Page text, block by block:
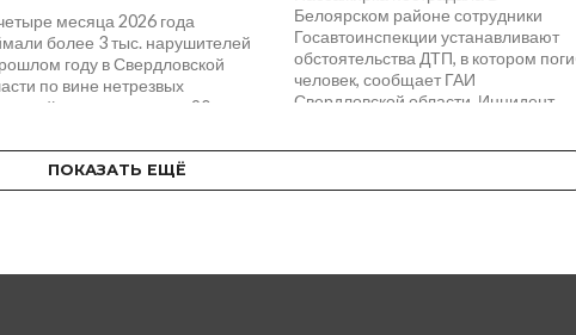
месяца 2026 года
более 3 тыс. нарушителей
году в Свердловской
по вине нетрезвых
жизни лишились 90
Белоярском районе сотрудники
Госавтоинспекции устанавливают
обстоятельства ДТП, в котором
человек, сообщает ГАИ
Свердловской области. Инцидент
ПОКАЗАТЬ ЕЩЁ